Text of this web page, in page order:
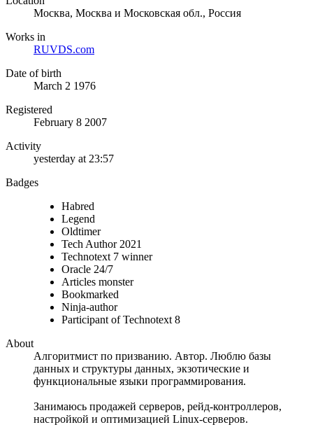
Москва, Москва и Московская обл., Россия
Works in
RUVDS.com
Date of birth
March 2 1976
Registered
February 8 2007
Activity
yesterday at 23:57
Badges
Habred
Legend
Oldtimer
Tech Author 2021
Technotext 7 winner
Oracle 24/7
Articles monster
Bookmarked
Ninja-author
Participant of Technotext 8
About
Алгоритмист по призванию. Автор. Люблю базы
данных и структуры данных, экзотические и
функциональные языки программирования.
Занимаюсь продажей серверов, рейд-контроллеров,
настройкой и оптимизацией Linux-серверов.